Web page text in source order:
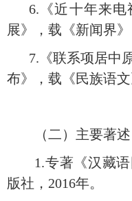
6.《近十年来
展》，载《新闻界》
7.《联系项居中
布》，载《民族语文
（二）主要著述
1.专著《汉藏
版社， 2016年。